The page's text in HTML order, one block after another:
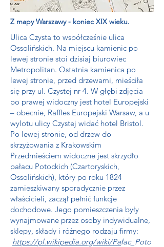
Z mapy Warszawy - koniec XIX wieku.
Ulica Czysta to współcześnie ulica
Ossolińskich. Na miejscu kamienic po
lewej stronie stoi dzisiaj biurowiec
Metropolitan. Ostatnia kamienica po
lewej stronie, przed drzewami, mieściła
się przy ul. Czystej nr 4. W głębi zdjęcia
po prawej widoczny jest hotel Europejski
– obecnie, Raffles Europejski Warsaw, a u
wylotu ulicy Czystej widać hotel Bristol.
Po lewej stronie, od drzew do
skrzyżowania z Krakowskim
Przedmieściem widoczne jest skrzydło
pałacu Potockich (Czartoryskich,
Ossolińskich), który po roku 1824
zamieszkiwany sporadycznie przez
właścicieli, zaczął pełnić funkcje
dochodowe. Jego pomieszczenia były
wynajmowane przez osoby indywidualne,
sklepy, składy i różnego rodzaju firmy:
https://pl.wikipedia.org/wiki/Pałac_Poto